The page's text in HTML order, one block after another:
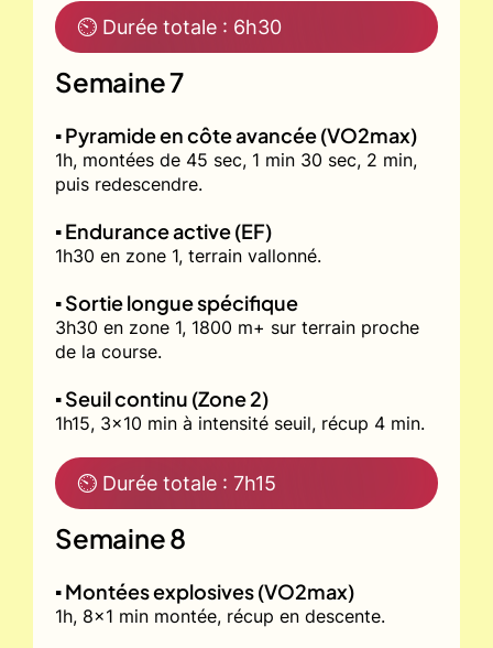
⏲ Durée totale : 6h30
Semaine 7
▪️ Pyramide en côte avancée (VO2max)
1h, montées de 45 sec, 1 min 30 sec, 2 min,
puis redescendre.
▪️ Endurance active (EF)
1h30 en zone 1, terrain vallonné.
▪️ Sortie longue spécifique
3h30 en zone 1, 1800 m+ sur terrain proche
de la course.
▪️ Seuil continu (Zone 2)
1h15, 3x10 min à intensité seuil, récup 4 min.
⏲ Durée totale : 7h15
Semaine 8
▪️ Montées explosives (VO2max)
1h, 8x1 min montée, récup en descente.